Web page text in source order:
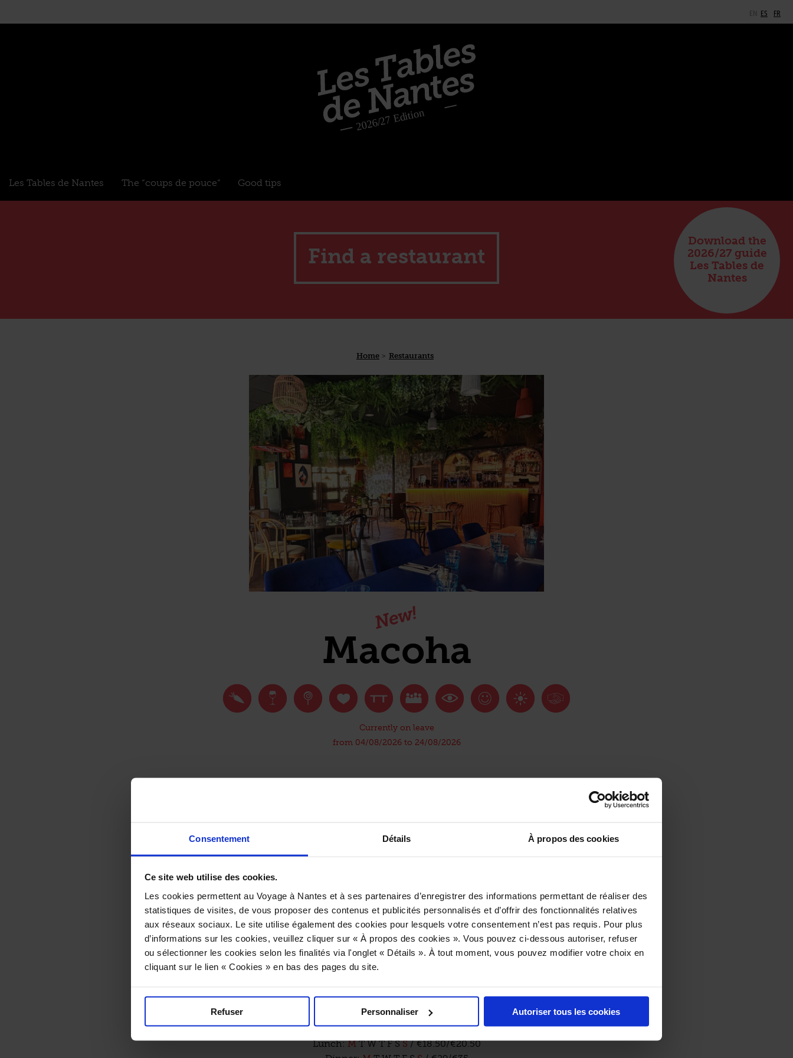
Consentement Détails À propos des cookies
Ce site web utilise des cookies.
Les cookies permettent au Voyage à Nantes et à ses partenaires d’enregistrer des informations permettant de réaliser des
statistiques de visites, de vous proposer des contenus et publicités personnalisés et d’offrir des fonctionnalités relatives
aux réseaux sociaux. Le site utilise également des cookies pour lesquels votre consentement n’est pas requis. Pour plus
d’informations sur les cookies, veuillez cliquer sur « À propos des cookies ». Vous pouvez ci-dessous autoriser, refuser
ou sélectionner les cookies selon les finalités via l'onglet « Détails ». À tout moment, vous pouvez modifier votre choix en
cliquant sur le lien « Cookies » en bas des pages du site.
Refuser Personnaliser Autoriser tous les cookies
EN ES FR
Les Tables de Nantes The “coups de pouce” Good tips
Find a restaurant
Download the
2026/27 guide
Les Tables de
Nantes
Home Restaurants
Macoha
Currently on leave
from 04/08/2026 to 24/08/2026
Head to the Ile de Nantes to enjoy a meal in a chic yet relaxed brasserie
lunchtime. As evening falls, the venue gradually transforms into a cocktail
and tapas bar, offering a choice between a seasonal menu and some great
Example dishes:
Perfect egg, Comté cheese espuma, crushed chestnuts and sautéed
mushrooms
Pollock, creamy maize purée, grilled maize and creamy beurre blanc
Practical information:
Lunch:MTWTFSS/ €18.50/€20.50